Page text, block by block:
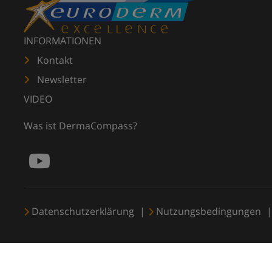
INFORMATIONEN
Kontakt
Newsletter
VIDEO
Was ist DermaCompass?
Datenschutzerklärung Nutzungsbedingungen